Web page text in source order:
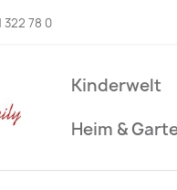
322 78 0
Kinderwelt
Heim &